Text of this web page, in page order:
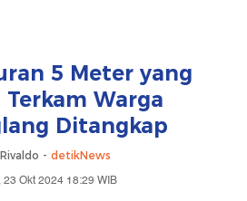
5 Meter yang
Terkam Warga
Ditangkap
- detikNews
23 Okt 2024 18:29 WIB